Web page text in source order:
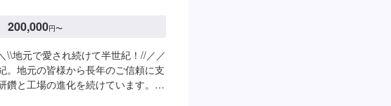
200,000円〜
\\地元で愛され続けて半世紀！//／／
。地元の皆様から長年のご信頼に支
鑽と工場の進化を続けています。技